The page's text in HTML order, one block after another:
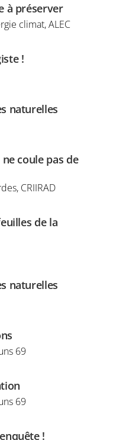
à préserver
climat, ALEC
!
naturelles
coule pas de
CRIIRAD
de la
naturelles
69
69
!